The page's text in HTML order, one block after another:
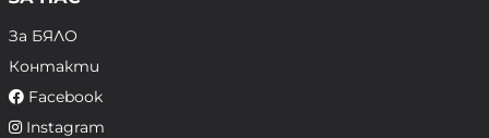
За БЯЛО
Контакти
Facebook
Instagram